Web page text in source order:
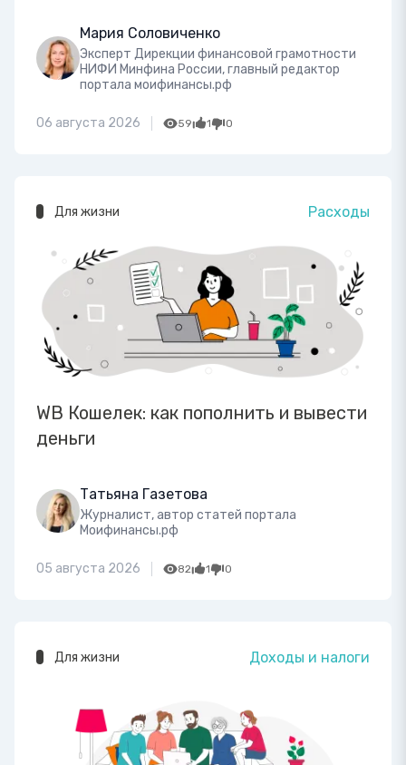
Мария Соловиченко
Эксперт Дирекции финансовой грамотности
НИФИ Минфина России, главный редактор
портала моифинансы.рф
06 августа 2026 59 1 0
Для жизни Расходы
WB Кошелек: как пополнить и вывести
деньги
Татьяна Газетова
Журналист, автор статей портала
Моифинансы.рф
05 августа 2026 82 1 0
Для жизни Доходы и налоги